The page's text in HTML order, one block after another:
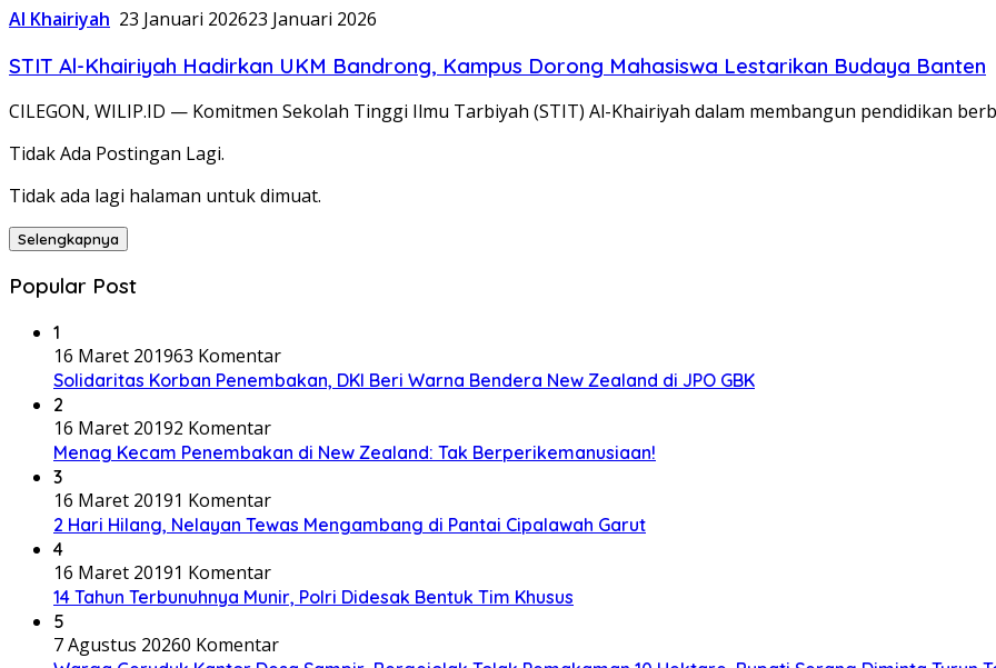
Al Khairiyah 23 Januari 202623 Januari 2026
STIT Al-Khairiyah Hadirkan UKM Bandrong, Kampus Dorong Mahasiswa Lestarikan Budaya Banten
CILEGON, WILIP.ID — Komitmen Sekolah Tinggi Ilmu Tarbiyah (STIT) Al-Khairiyah dalam membangun pendidikan
Tidak Ada Postingan Lagi.
Tidak ada lagi halaman untuk dimuat.
Selengkapnya
Popular Post
1
16 Maret 201963 Komentar
Solidaritas Korban Penembakan, DKI Beri Warna Bendera New Zealand di JPO GBK
2
16 Maret 20192 Komentar
Menag Kecam Penembakan di New Zealand: Tak Berperikemanusiaan!
3
16 Maret 20191 Komentar
2 Hari Hilang, Nelayan Tewas Mengambang di Pantai Cipalawah Garut
4
16 Maret 20191 Komentar
14 Tahun Terbunuhnya Munir, Polri Didesak Bentuk Tim Khusus
5
7 Agustus 20260 Komentar